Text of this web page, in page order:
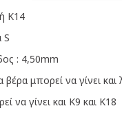
Κ14
S
: 4,50mm
βέρα μπορεί να γίνει
να γίνει και Κ9 και Κ18